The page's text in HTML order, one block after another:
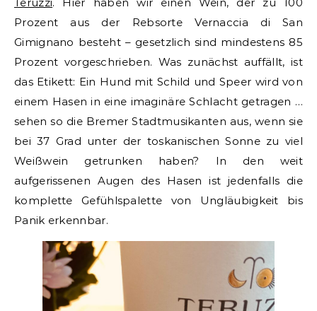
Prozent aus der Rebsorte Vernaccia di San
Gimignano besteht – gesetzlich sind mindestens 85
Prozent vorgeschrieben. Was zunächst auffällt, ist
das Etikett: Ein Hund mit Schild und Speer wird von
einem Hasen in eine imaginäre Schlacht getragen …
sehen so die Bremer Stadtmusikanten aus, wenn sie
bei 37 Grad unter der toskanischen Sonne zu viel
Weißwein getrunken haben? In den weit
aufgerissenen Augen des Hasen ist jedenfalls die
komplette Gefühlspalette von Ungläubigkeit bis
Panik erkennbar.